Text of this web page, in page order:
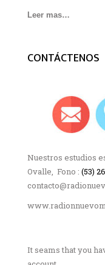
Leer mas…
CONTÁCTENOS
Nuestros estudios
Ovalle, Fono : (53)
It seams that you